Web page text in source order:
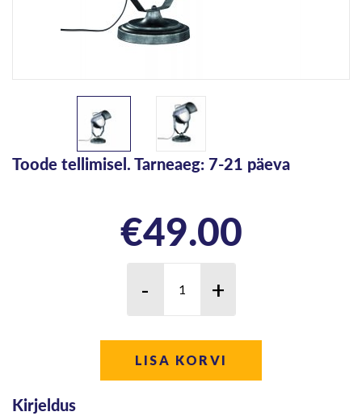
Toode tellimisel. Tarneaeg: 7-21 päeva
Kirjeldus
€49.00
LISA KORVI